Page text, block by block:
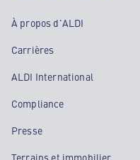
À propos d'ALDI
Carrières
ALDI International
Compliance
Presse
Terrains et immobilier